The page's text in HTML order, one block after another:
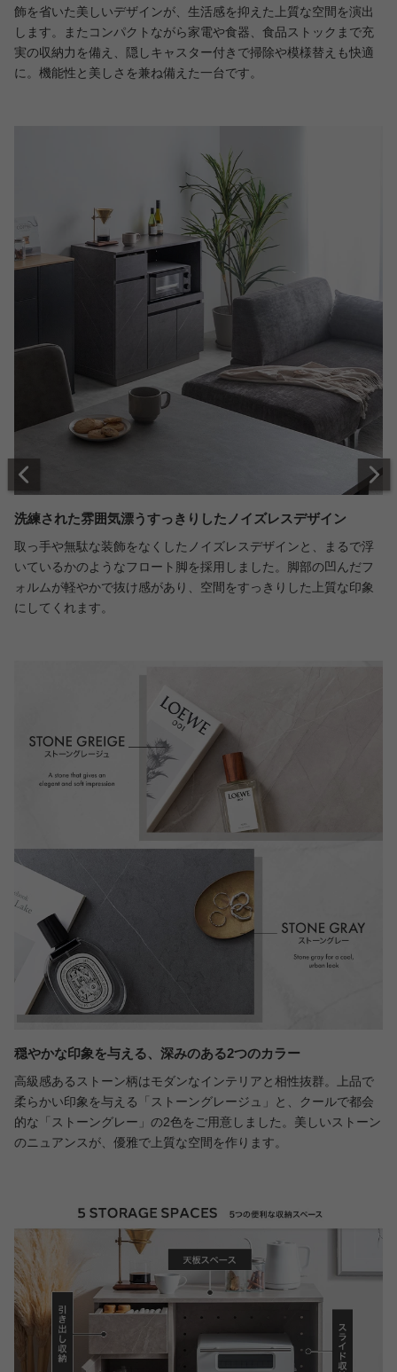
飾を省いた美しいデザインが、生活感を抑えた上質な空間を演出
します。またコンパクトながら家電や食器、食品ストックまで充
実の収納力を備え、隠しキャスター付きで掃除や模様替えも快適
に。機能性と美しさを兼ね備えた一台です。
洗練された雰囲気漂うすっきりしたノイズレスデザイン
取っ手や無駄な装飾をなくしたノイズレスデザインと、まるで浮
いているかのようなフロート脚を採用しました。脚部の凹んだフ
ォルムが軽やかで抜け感があり、空間をすっきりした上質な印象
にしてくれます。
穏やかな印象を与える、深みのある2つのカラー
高級感あるストーン柄はモダンなインテリアと相性抜群。上品で
柔らかい印象を与える「ストーングレージュ」と、クールで都会
的な「ストーングレー」の2色をご用意しました。美しいストーン
のニュアンスが、優雅で上質な空間を作ります。